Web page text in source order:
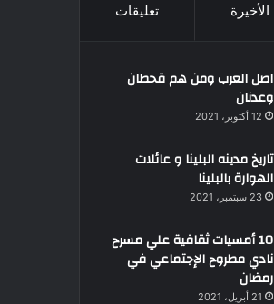
الأخيرة تعليقات
اصل العرب ومن هم قحطان
وعدنان
12 أكتوبر، 2021
تاريخ مدينه البلينا و عائلات
الهوارة بالبلينا
23 سبتمبر، 2021
10 أمسيات ثقافية علي مسرح
نادي مطروح الإجتماعي في
رمضان
21 أبريل، 2021